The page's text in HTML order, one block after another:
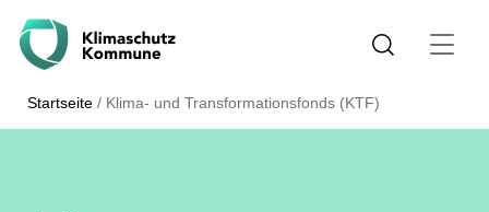
Startseite / Klima- und Transformationsfonds (KTF)